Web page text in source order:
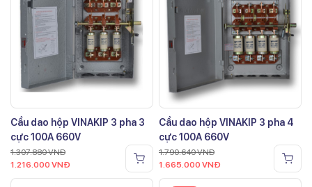
Cầu dao hộp VINAKIP 3 pha 3
cực 100A 660V
1.307.880VNĐ
1.216.000 VNĐ
Cầu dao hộp VINAKIP 3 pha 4
cực 100A 660V
1.790.640VNĐ
1.665.000 VNĐ